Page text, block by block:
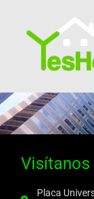
Visítanos
Placa